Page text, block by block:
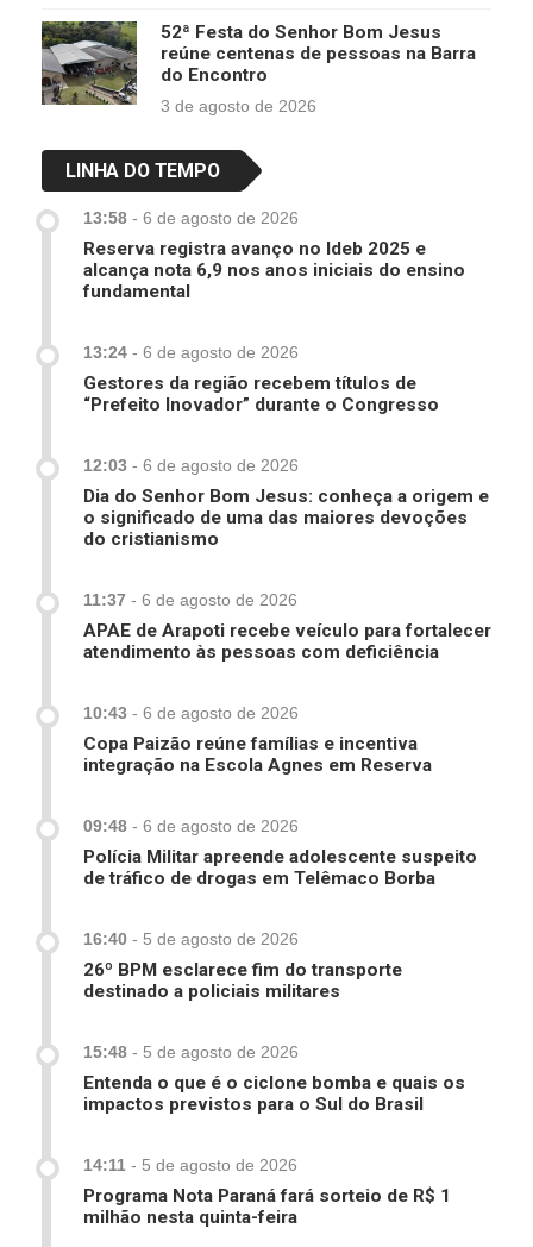
52ª Festa do Senhor Bom Jesus
reúne centenas de pessoas na Barra
do Encontro
3 de agosto de 2026
LINHA DO TEMPO
13:58 - 6 de agosto de 2026
Reserva registra avanço no Ideb 2025 e
alcança nota 6,9 nos anos iniciais do ensino
fundamental
13:24 - 6 de agosto de 2026
Gestores da região recebem títulos de
“Prefeito Inovador” durante o Congresso
12:03 - 6 de agosto de 2026
Dia do Senhor Bom Jesus: conheça a origem e
o significado de uma das maiores devoções
do cristianismo
11:37 - 6 de agosto de 2026
APAE de Arapoti recebe veículo para fortalecer
atendimento às pessoas com deficiência
10:43 - 6 de agosto de 2026
Copa Paizão reúne famílias e incentiva
integração na Escola Agnes em Reserva
09:48 - 6 de agosto de 2026
Polícia Militar apreende adolescente suspeito
de tráfico de drogas em Telêmaco Borba
16:40 - 5 de agosto de 2026
26º BPM esclarece fim do transporte
destinado a policiais militares
15:48 - 5 de agosto de 2026
Entenda o que é o ciclone bomba e quais os
impactos previstos para o Sul do Brasil
14:11 - 5 de agosto de 2026
Programa Nota Paraná fará sorteio de R$ 1
milhão nesta quinta-feira